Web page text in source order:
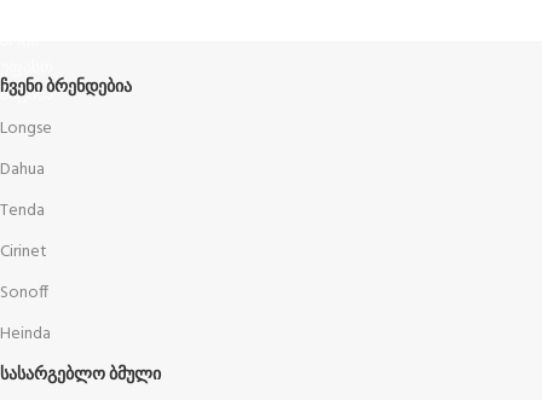
ᲩᲕᲔᲜᲘ ᲑᲠᲔᲜᲓᲔᲑᲘᲐ
Longse
Dahua
Tenda
Cirinet
Sonoff
Heinda
ᲡᲐᲡᲐᲠᲒᲔᲑᲚᲝ ᲑᲛᲣᲚᲘ